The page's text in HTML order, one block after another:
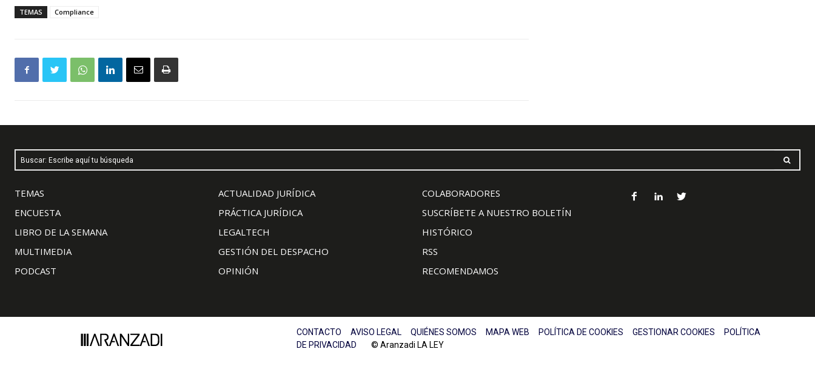
TEMAS Compliance
Buscar: Escribe aquí tu búsqueda
TEMAS
ENCUESTA
LIBRO DE LA SEMANA
MULTIMEDIA
PODCAST
ACTUALIDAD JURÍDICA
PRÁCTICA JURÍDICA
LEGALTECH
GESTIÓN DEL DESPACHO
OPINIÓN
COLABORADORES
SUSCRÍBETE A NUESTRO BOLETÍN
HISTÓRICO
RSS
RECOMENDAMOS
CONTACTO AVISO LEGAL QUIÉNES SOMOS MAPA WEB POLÍTICA DE COOKIES GESTIONAR COOKIES
POLÍTICA
DE PRIVACIDAD © Aranzadi LA LEY